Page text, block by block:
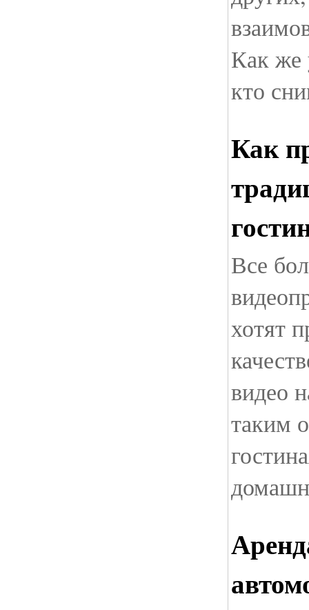
Как же
кто
Как
Все
хотят
видео
таким